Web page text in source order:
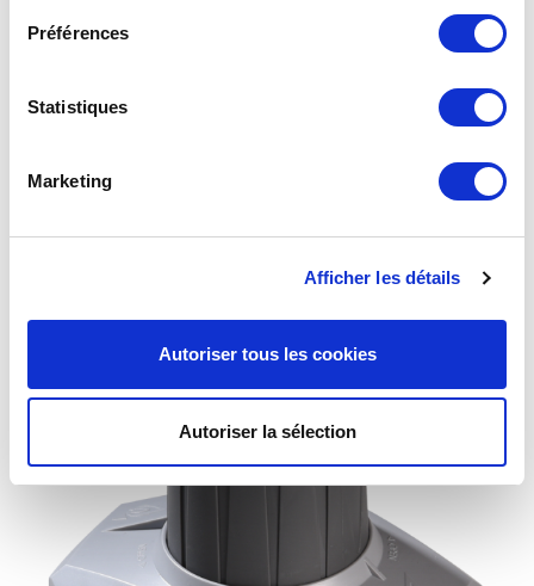
Préférences
Statistiques
Marketing
Afficher les détails
Autoriser tous les cookies
Autoriser la sélection